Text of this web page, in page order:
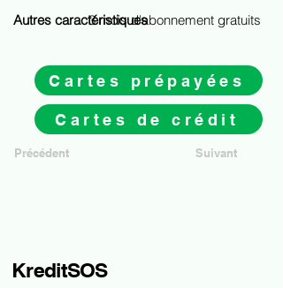
Autres caractéristiques3 mois d'abonnement gratuits
Cartes prépayées
Cartes de crédit
Précédent Suivant
KreditSOS